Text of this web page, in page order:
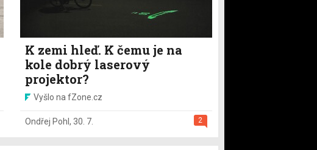
K zemi hleď. K čemu je na
kole dobrý laserový
projektor?
Vyšlo na fZone.cz
2
Ondřej Pohl , 30. 7.